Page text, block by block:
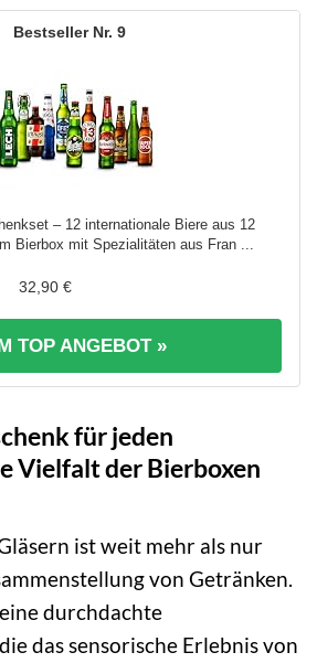
9
– 12 internationale Biere aus 12
Bierbox mit Spezialitäten aus Fran ...
32,90 €
TOP ANGEBOT »
für jeden
Vielfalt der Bierboxen
ist weit mehr als nur
von Getränken.
durchdachte
das sensorische Erlebnis von